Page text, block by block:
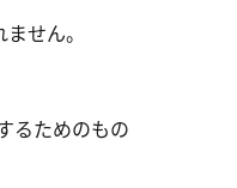
せん。
るためのもの